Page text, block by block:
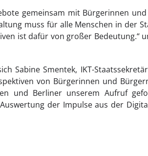
gemeinsam mit Bürgerinnen
muss für alle Menschen in der
ist dafür von großer Bedeutung.“
Sabine Smentek, IKT-
von Bürgerinnen und
und Berliner unserem Aufruf
der Impulse aus der